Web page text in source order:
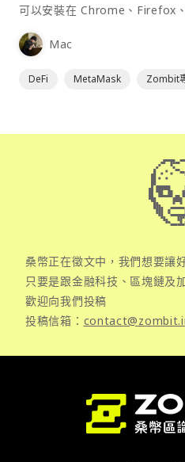
可以安裝在 Chrome、Firefox
為插件使用，具備許多功能且使
Mac
DeFi MetaMask Zombit
桑幣正在徵文中，我們想要讓
只要是跟金融科技、區塊鏈及
歡迎向我們投稿
投稿信箱：